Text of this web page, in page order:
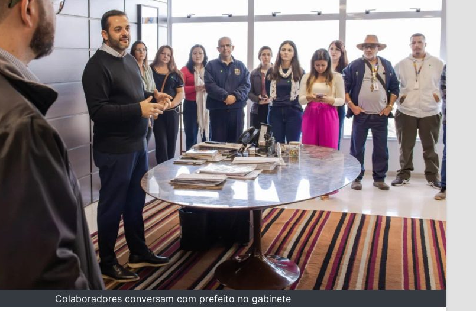
Colaboradores conversam com prefeito no gabinete